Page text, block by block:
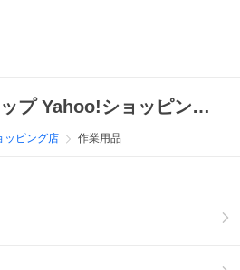
コーナンeショップ Yahoo!ショッピング店
ッピング店 作業用品